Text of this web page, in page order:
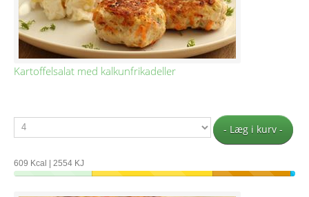
Kartoffelsalat med kalkunfrikadeller
- Læg i kurv -
609 Kcal | 2554 KJ